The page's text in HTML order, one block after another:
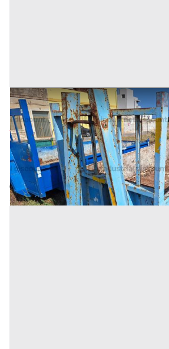
9#9242 Cassone scarrabile da 3mc
Inserito il: 19/11/2025
Trapani (Trapani)
Annuncio scaduto
Prezzo
375 €
Codice annuncio:1785366823